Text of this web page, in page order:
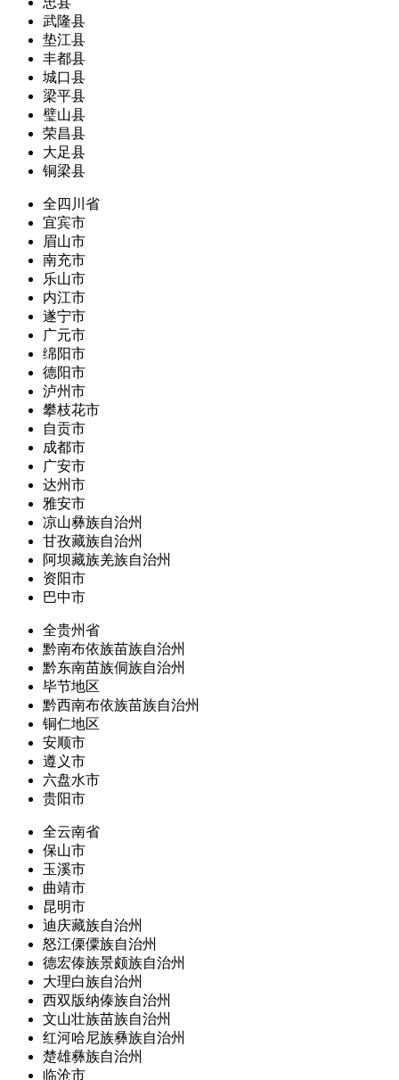
武隆县
垫江县
丰都县
城口县
梁平县
璧山县
荣昌县
大足县
铜梁县
全四川省
宜宾市
眉山市
南充市
乐山市
内江市
遂宁市
广元市
绵阳市
德阳市
泸州市
攀枝花市
自贡市
成都市
广安市
达州市
雅安市
凉山彝族自治州
甘孜藏族自治州
阿坝藏族羌族自治州
资阳市
巴中市
全贵州省
黔南布依族苗族自治州
黔东南苗族侗族自治州
毕节地区
黔西南布依族苗族自治州
铜仁地区
安顺市
遵义市
六盘水市
贵阳市
全云南省
保山市
玉溪市
曲靖市
昆明市
迪庆藏族自治州
怒江傈僳族自治州
德宏傣族景颇族自治州
大理白族自治州
西双版纳傣族自治州
文山壮族苗族自治州
红河哈尼族彝族自治州
楚雄彝族自治州
临沧市